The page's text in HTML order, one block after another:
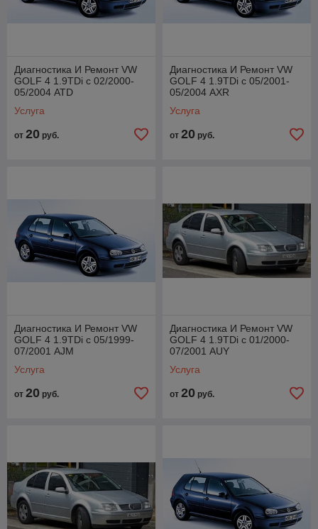
Диагностика И Ремонт VW
GOLF 4 1.9TDi с 02/2000-
05/2004 ATD
Услуга
от 20 руб.
Диагностика И Ремонт VW
GOLF 4 1.9TDi с 05/2001-
05/2004 AXR
Услуга
от 20 руб.
Диагностика И Ремонт VW
GOLF 4 1.9TDi с 05/1999-
07/2001 AJM
Услуга
от 20 руб.
Диагностика И Ремонт VW
GOLF 4 1.9TDi с 01/2000-
07/2001 AUY
Услуга
от 20 руб.